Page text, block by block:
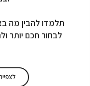
תלמדו להבין
לבחור חכם יותר